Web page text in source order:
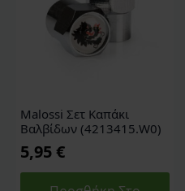
Malossi Σετ Καπάκι
Βαλβίδων (4213415.W0)
5,95 €